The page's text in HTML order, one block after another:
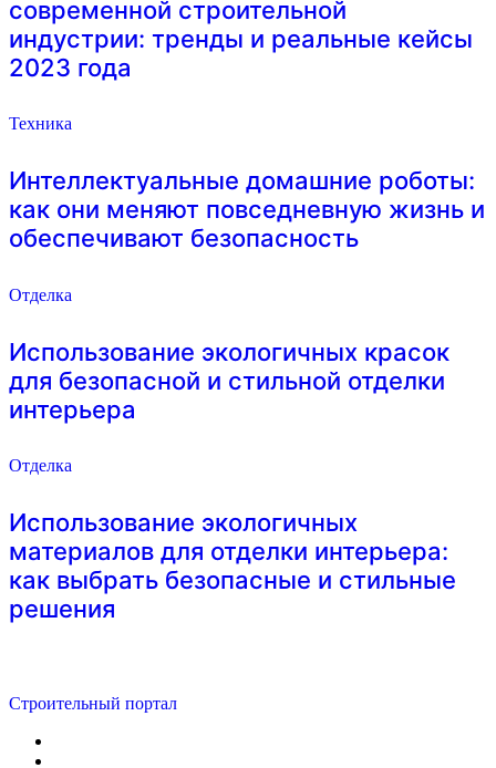
современной строительной
индустрии: тренды и реальные кейсы
2023 года
Техника
Интеллектуальные домашние роботы:
как они меняют повседневную жизнь и
обеспечивают безопасность
Отделка
Использование экологичных красок
для безопасной и стильной отделки
интерьера
Отделка
Использование экологичных
материалов для отделки интерьера:
как выбрать безопасные и стильные
решения
Строительный портал